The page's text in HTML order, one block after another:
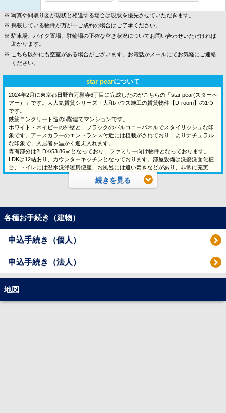
写真や間取り図が現状と相違する場合は現状を優先させていただきます。
掲載している物件が万が一ご成約の場合はご了承ください。
駐車場、バイク置場、駐輪場の正確な空き状況についてお問い合わせいただければ
助かります。
こちら以外にも空室がある場合がございます。お電話かメールにてお気軽にご連絡
ください。
star pearについて
2024年2月に東京都日野市万願寺6丁目に完成したのがこちらの「star pear(スターペ
アー）」です。大人気賃貸シリーズ・大和ハウス施工の賃貸物件【D-room】の1つ
です。
鉄筋コンクリート造の5階建てマンションです。
ホワイト・ネイビーの外壁と、ブラックのバルコニーパネルでスタイリッシュな印
象です。アースカラーのエントランス付近には植栽がされており、よりナチュラル
な印象で、入居者を温かく迎え入れます。
専有部分は2LDK/53.86㎡となっており、ファミリー向け物件となっております。
LDKは12帖あり、カウンターキッチンとなっております。部屋設備は洗髪洗面化粧
台、トイレには温水洗浄暖房便座、お風呂には追い焚きなどがあり、非常に充実し
ております。
日野バイパスが近くに通っており、コンビニ・スーパー・飲食店も多く、生活に不
［物件交通］多摩都市モノレール「万願寺」駅より徒歩15分、京王線「高幡不動」
駅より徒歩16分です。JR中央線「日野」駅より徒歩で30分です。徒歩30分圏内に3
「多摩センター」駅まで16分、「新宿」駅まで約41分、「東京」駅まで約55分で
［共用施設・設備］宅配ボックス・オートロック・敷地内ごみ置き場・防犯カメラ
［総戸数］25戸
［学区］潤徳小学校・三沢中学校
［敷地面積］-
「star pear(スターペアー）」の空室状況の確認や内見・申込等の相談は【ネクスト
続きを見る
各種お手続き（建物）
申込手続き（個人）
申込手続き（法人）
地図